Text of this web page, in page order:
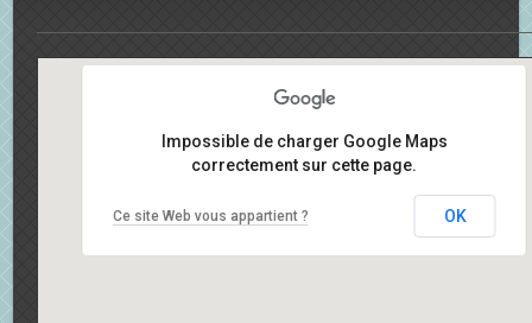
Impossible de charger Google Maps
correctement sur cette page.
Ce site Web vous appartient ? OK